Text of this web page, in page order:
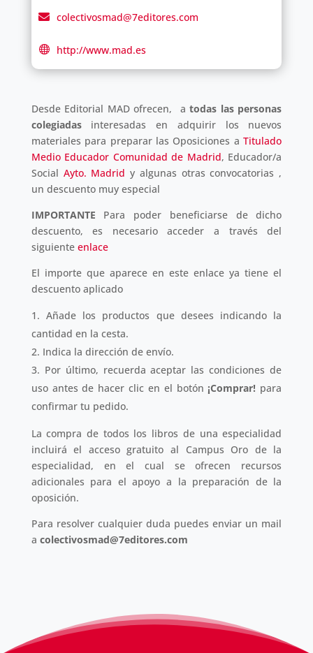
colectivosmad@7editores.com
http://www.mad.es
Desde Editorial MAD ofrecen, atodas las personas
colegiadasinteresadas en adquirir los nuevos
materiales para preparar las Oposiciones aTitulado
Medio Educador Comunidad de Madrid, Educador/a
Social Ayto. Madrid y algunas otras convocatorias ,
un descuento muy especial
IMPORTANTE Para poder beneficiarse de dicho
descuento, es necesario acceder a través del
siguiente enlace
El importe que aparece en este enlace ya tiene el
descuento aplicado
Añade los productos que desees indicando la
cantidad en la cesta.
Indica la dirección de envío.
Por último, recuerda aceptar las condiciones de
uso antes de hacer clic en el botón ¡Comprar! para
confirmar tu pedido.
La compra de todos los libros de una especialidad
incluirá el acceso gratuito al Campus Oro de la
especialidad, en el cual se ofrecen recursos
adicionales para el apoyo a la preparación de la
oposición.
Para resolver cualquier duda puedes enviar un mail
a colectivosmad@7editores.com